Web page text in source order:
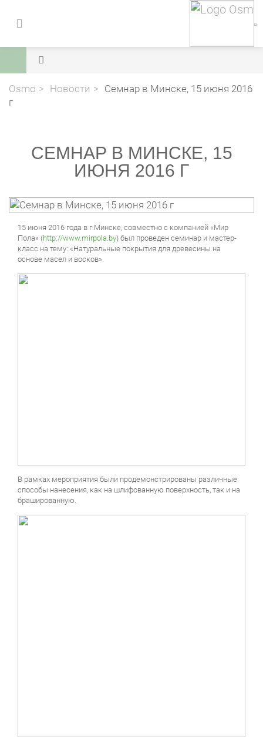
Osmo Новости
Семнар в Минске, 15 июня 2016
г
СЕМНАР В МИНСКЕ, 15
ИЮНЯ 2016 Г
15 июня 2016 года в г.Минске, совместно с компанией «Мир
Пола» (http://www.mirpola.by) был проведен семинар и мастер-
класс на тему: «Натуральные покрытия для древесины на
основе масел и восков».
В рамках мероприятия были продемонстрированы различные
способы нанесения, как на шлифованную поверхность, так и на
брашированную.